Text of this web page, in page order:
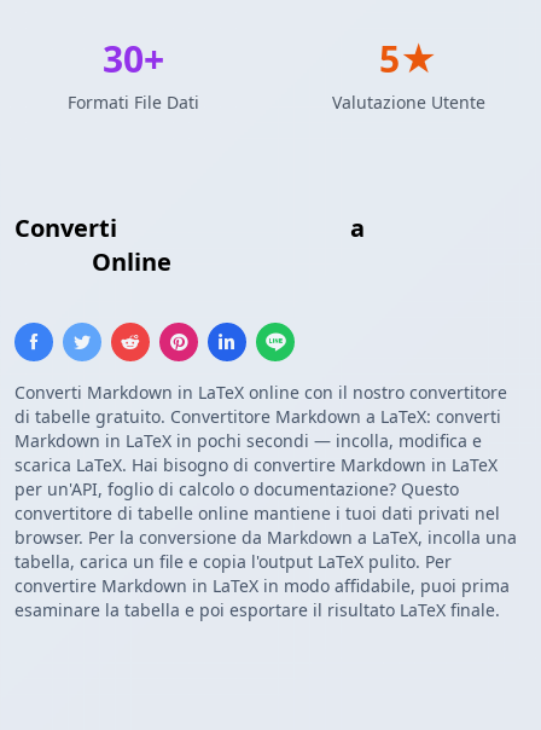
Converti a
Online
Converti Markdown in LaTeX online con il nostro convertitore
di tabelle gratuito. Convertitore Markdown a LaTeX: converti
Markdown in LaTeX in pochi secondi — incolla, modifica e
scarica LaTeX. Hai bisogno di convertire Markdown in LaTeX
per un'API, foglio di calcolo o documentazione? Questo
convertitore di tabelle online mantiene i tuoi dati privati nel
browser. Per la conversione da Markdown a LaTeX, incolla una
tabella, carica un file e copia l'output LaTeX pulito. Per
convertire Markdown in LaTeX in modo affidabile, puoi prima
esaminare la tabella e poi esportare il risultato LaTeX finale.
30+
Formati File Dati
5★
Valutazione Utente